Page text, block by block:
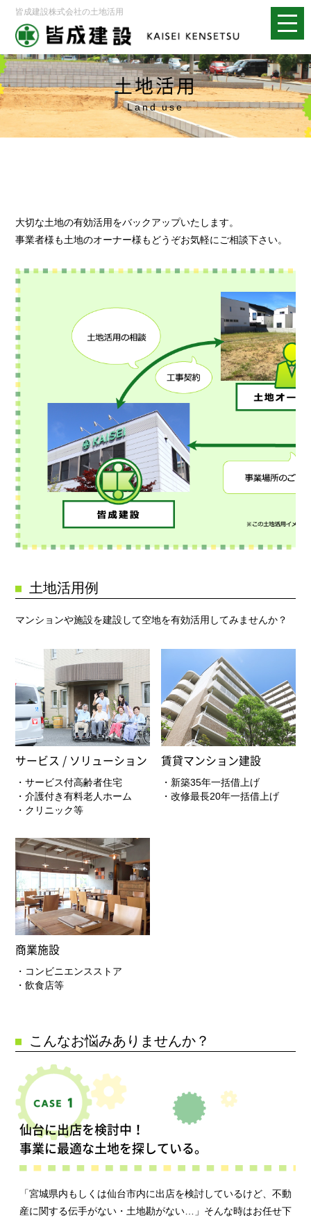
皆成建設株式会社の土地活用
土地活用
Land use
大切な土地の有効活用をバックアップいたします。
事業者様も土地のオーナー様もどうぞお気軽にご相談下さい。
土地活用例
マンションや施設を建設して空地を有効活用してみませんか？
サービス / ソリューション
・サービス付高齢者住宅
・介護付き有料老人ホーム
・クリニック等
賃貸マンション建設
・新築35年一括借上げ
・改修最長20年一括借上げ
商業施設
・コンビニエンスストア
・飲食店等
こんなお悩みありませんか？
仙台に出店を検討中！
事業に最適な土地を探している。
「宮城県内もしくは仙台市内に出店を検討しているけど、不動
産に関する伝手がない・土地勘がない…」そんな時はお任せ下